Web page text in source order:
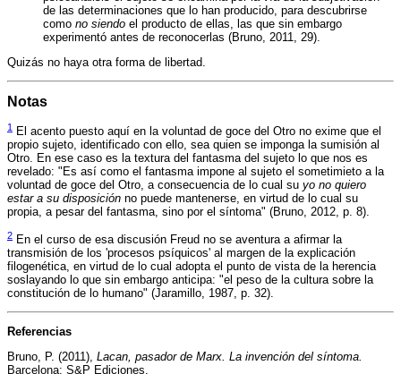
de las determinaciones que lo han producido, para descubrirse
como no siendo el producto de ellas, las que sin embargo
experimentó antes de reconocerlas (Bruno, 2011, 29).
Quizás no haya otra forma de libertad.
Notas
1
El acento puesto aquí en la voluntad de goce del Otro no exime que el
propio sujeto, identificado con ello, sea quien se imponga la sumisión al
Otro. En ese caso es la textura del fantasma del sujeto lo que nos es
revelado: "Es así como el fantasma impone al sujeto el sometimieto a la
voluntad de goce del Otro, a consecuencia de lo cual su yo no quiero
estar a su disposición no puede mantenerse, en virtud de lo cual su
propia, a pesar del fantasma, sino por el síntoma" (Bruno, 2012, p. 8).
2 En el curso de esa discusión Freud no se aventura a afirmar la
transmisión de los 'procesos psíquicos' al margen de la explicación
filogenética, en virtud de lo cual adopta el punto de vista de la herencia
soslayando lo que sin embargo anticipa: "el peso de la cultura sobre la
constitución de lo humano" (Jaramillo, 1987, p. 32).
Referencias
Bruno, P. (2011), Lacan, pasador de Marx. La invención del síntoma.
Barcelona: S&P Ediciones.